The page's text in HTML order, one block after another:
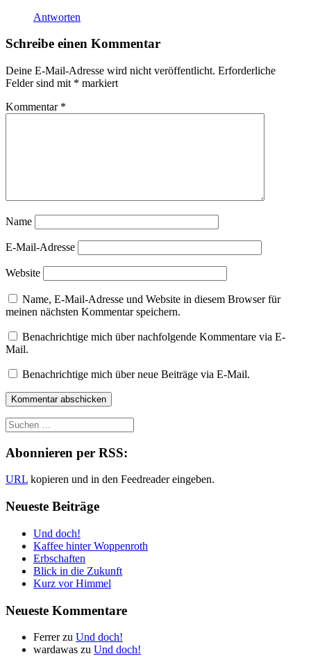
Antworten
Schreibe einen Kommentar
Deine E-Mail-Adresse wird nicht veröffentlicht. Erforderliche
Felder sind mit * markiert
Kommentar *
Name
E-Mail-Adresse
Website
Name, E-Mail-Adresse und Website in diesem Browser für
meinen nächsten Kommentar speichern.
Benachrichtige mich über nachfolgende Kommentare via E-
Mail.
Benachrichtige mich über neue Beiträge via E-Mail.
Abonnieren per RSS:
URL kopieren und in den Feedreader eingeben.
Neueste Beiträge
Und doch!
Kaffee hinter Woppenroth
Erbschaften
Blick in die Zukunft
Kurz vor Himmel
Neueste Kommentare
Ferrerzu Und doch!
wardawas zu Und doch!